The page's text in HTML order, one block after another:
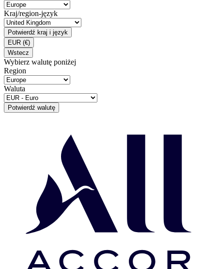
Kraj/region-język
Potwierdź kraj i język
EUR (€)
Wstecz
Wybierz walutę poniżej
Region
Waluta
Potwierdź walutę